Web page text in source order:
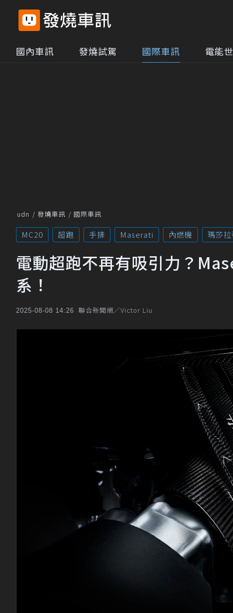
國內車訊 發燒試駕 國際車訊 電能
udn 發燒車訊 國際車訊
MC20 超跑 手排 Maserati 內燃機 瑪莎拉
電動超跑不再有吸引力？
系！
2025-08-08 14:26 聯合新聞網／Victor Liu